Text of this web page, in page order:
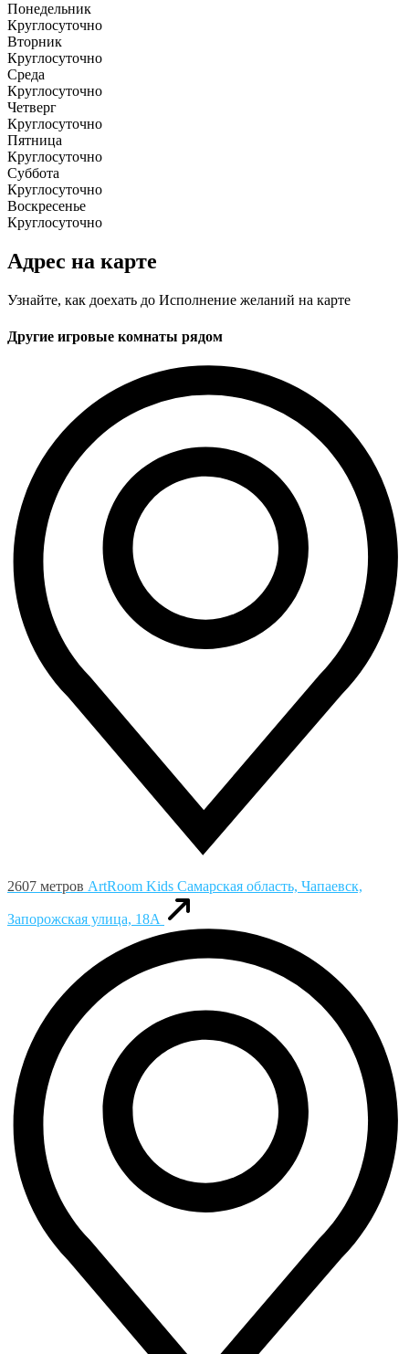
Понедельник
Круглосуточно
Вторник
Круглосуточно
Среда
Круглосуточно
Четверг
Круглосуточно
Пятница
Круглосуточно
Суббота
Круглосуточно
Воскресенье
Круглосуточно
Адрес на карте
Узнайте, как доехать до Исполнение желаний на карте
Другие игровые комнаты рядом
2607 метров ArtRoom Kids Самарская область, Чапаевск,
Запорожская улица, 18А